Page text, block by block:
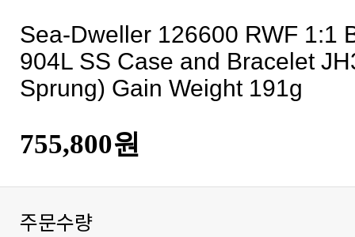
Sprung) Gain Weight 191g
755,800원
주문수량